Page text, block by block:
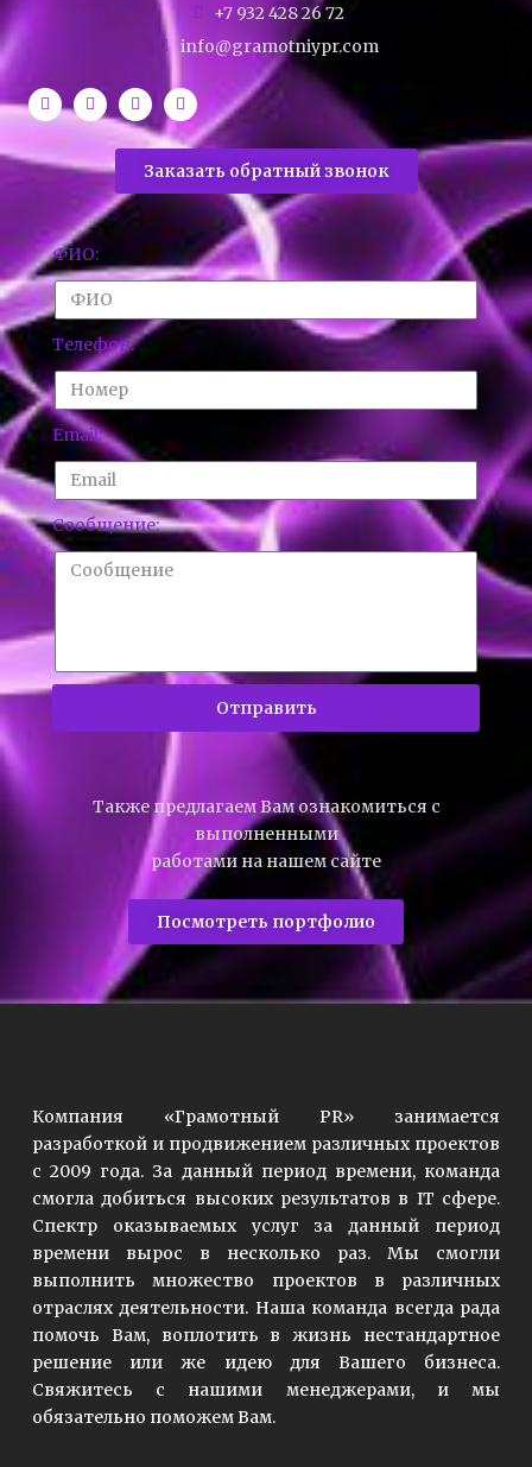
+7 932 428 26 72
info@gramotniypr.com
Заказать обратный звонок
ФИО:
Телефон:
Email:
Сообщение:
Отправить
Также предлагаем Вам ознакомиться с
выполненными
работами на нашем сайте
Посмотреть портфолио
Компания «Грамотный PR» занимается
разработкой и продвижением различных проектов
с 2009 года. За данный период времени, команда
смогла добиться высоких результатов в IT сфере.
Спектр оказываемых услуг за данный период
времени вырос в несколько раз. Мы смогли
выполнить множество проектов в различных
отраслях деятельности. Наша команда всегда рада
помочь Вам, воплотить в жизнь нестандартное
решение или же идею для Вашего бизнеса.
Свяжитесь с нашими менеджерами, и мы
обязательно поможем Вам.